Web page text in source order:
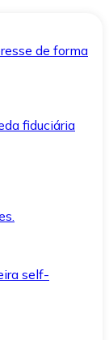
de forma
fiduciária
self-